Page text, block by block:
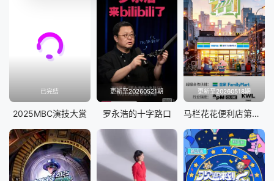
已完结
2025MBC演技大赏
更新至20260521期
罗永浩的十字路口
更新至20260518期
马栏花花便利店第三季